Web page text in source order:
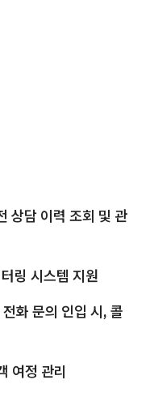
상담 이력 조회 및 관
링 시스템 지원
화 문의 인입 시, 콜
여정 관리